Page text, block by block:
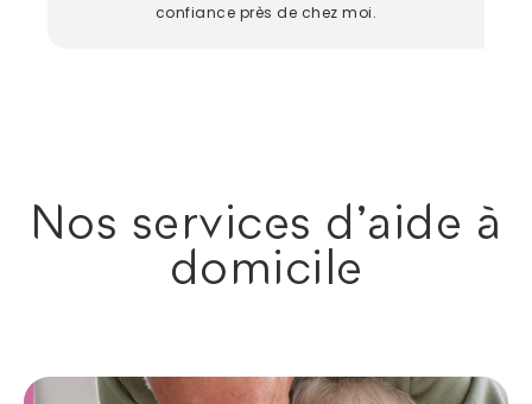
confiance près de chez moi.
Nos services d'aide à
domicile